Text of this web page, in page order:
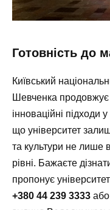
Готовність до
Київський
Шевченка продовжує
інноваційні підходи
що університет
та культури не лише
рівні. Бажаєте
пропонує
+380 44 239 3333